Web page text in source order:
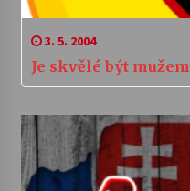
3. 5. 2004
Je skvělé být mužem